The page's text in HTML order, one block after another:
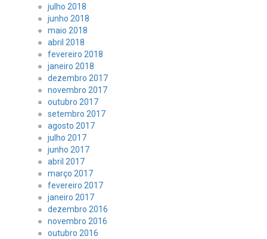
julho 2018
junho 2018
maio 2018
abril 2018
fevereiro 2018
janeiro 2018
dezembro 2017
novembro 2017
outubro 2017
setembro 2017
agosto 2017
julho 2017
junho 2017
abril 2017
março 2017
fevereiro 2017
janeiro 2017
dezembro 2016
novembro 2016
outubro 2016